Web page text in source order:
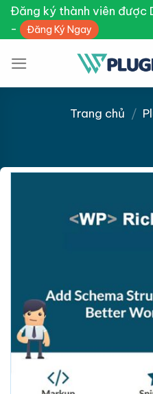
Skip
content
Đăng ký thành viên được
-
Đăng Ký Ngay
Trang chủ /
Giảm giá!